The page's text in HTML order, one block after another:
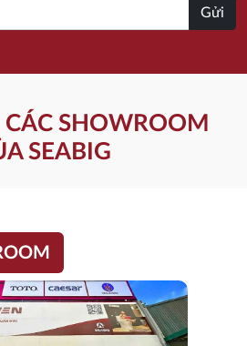
Gửi
CÁC SHOWROOM
SEABIG